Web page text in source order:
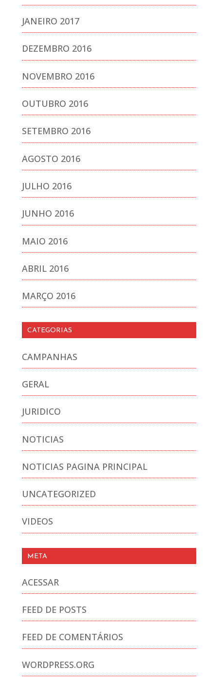
JANEIRO 2017
DEZEMBRO 2016
NOVEMBRO 2016
OUTUBRO 2016
SETEMBRO 2016
AGOSTO 2016
JULHO 2016
JUNHO 2016
MAIO 2016
ABRIL 2016
MARÇO 2016
CATEGORIAS
CAMPANHAS
GERAL
JURIDICO
NOTICIAS
NOTICIAS PAGINA PRINCIPAL
UNCATEGORIZED
VIDEOS
META
ACESSAR
FEED DE POSTS
FEED DE COMENTÁRIOS
WORDPRESS.ORG